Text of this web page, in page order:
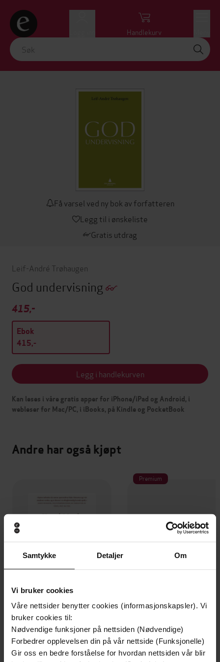
Samtykke Detaljer Om
Vi bruker cookies
Våre nettsider benytter cookies (informasjonskapsler). Vi
bruker cookies til:
Nødvendige funksjoner på nettsiden (Nødvendige)
Forbedrer opplevelsen din på vår nettside (Funksjonelle)
Gir oss en bedre forståelse for hvordan nettsiden vår blir
Handlekurv
Få varsel ved ny bok av forfatteren
Legg til i ønskeliste
Gratis utdrag
Leif-André Trøhaugen
God undervisning
415,-
Ebok
415,-
Legg i handlekurven
Kan leses i våre gratis apper for iPhone/iPad og Android, i
webleser for Mac/PC, i iBooks, på Kindle og PocketBook
Andre har også kjøpt
249,-
Sapiens
Yuval Noah Harari
Premium
449,-
Hvitekrist
Tore Skeie